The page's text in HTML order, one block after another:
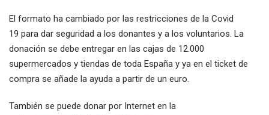
El formato ha cambiado por las restricciones de la Covid
19 para dar seguridad a los donantes y a los voluntarios. La
donación se debe entregar en las cajas de 12.000
supermercados y tiendas de toda España y ya en el ticket de
compra se añade la ayuda a partir de un euro.
También se puede donar por Internet en la